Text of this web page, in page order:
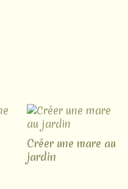
Créer une mare au
jardin